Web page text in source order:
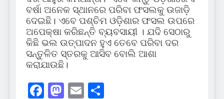
ବର୍ଷା ଅନେକ ସ୍ଥାନରେ ପରିବା ଫସଲକୁ ଉଜାଡ଼ି
ଦେଇଛି। ଏବେ ପଶ୍ଚିମ ଓଡ଼ିଶାର ଫସଲ ଉପରେ
ଅପେକ୍ଷା କରିଛନ୍ତି ବ୍ୟବସାୟୀ । ଯଦି ସେଠାରୁ
କିଛି ଭଲ ଉତ୍ପାଦନ ହୁଏ ତେବେ ପରିବା ଦର
ସନ୍ତୁଳିତ ସ୍ତରକୁ ଆସିବ ବୋଲି ଆଶା
କରାଯାଉଛି।
Facebook
Mastodon
Email